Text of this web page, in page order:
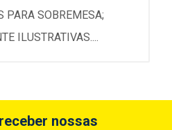
PARA SOBREMESA;
ILUSTRATIVAS....
nossas